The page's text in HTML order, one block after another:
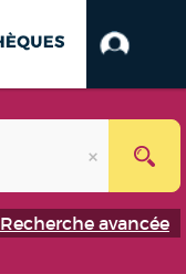
Recherche avancée